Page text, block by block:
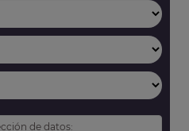
de datos: